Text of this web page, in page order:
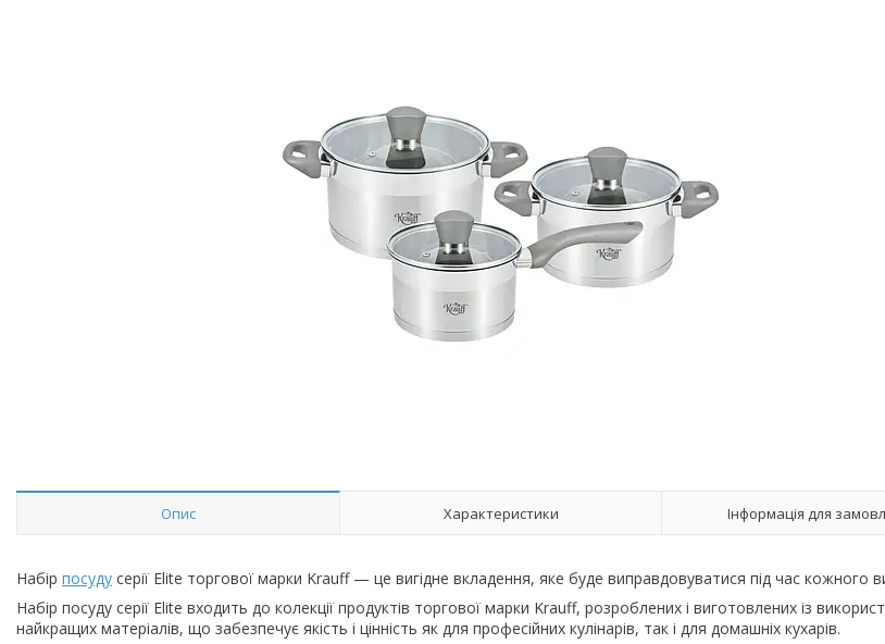
Опис Характеристики Інформація для
Набір посуду серії Elite торгової марки Krauff — це вигідне вкладення, яке буде виправдовуватися під час кожного
Набір посуду серії Elite входить до колекції продуктів торгової марки Krauff, розроблених і виготовлених із
найкращих матеріалів, що забезпечує якість і цінність як для професійних кулінарів, так і для домашніх кухарів.